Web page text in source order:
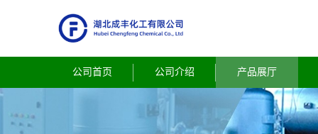
公司首页 公司介绍 产品展厅